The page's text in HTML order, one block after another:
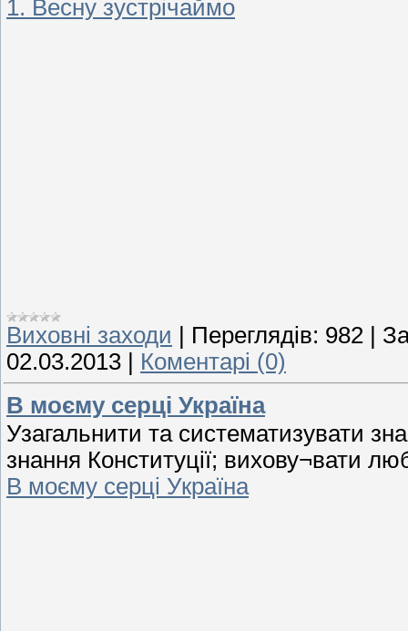
1. Весну зустрічаймо
Виховні заходи Переглядів: 982
02.03.2013
Коментарі (0)
В моєму серці Україна
Узагальнити та систематизувати
знання Конституції; вихову¬вати
В моєму серці Україна